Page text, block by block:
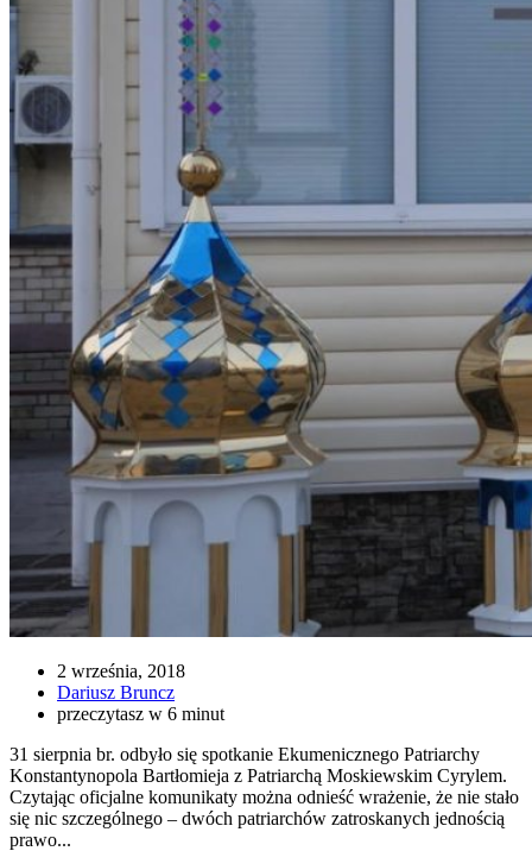
2 września, 2018
Dariusz Bruncz
przeczytasz w 6 minut
31 sierpnia br. odbyło się spotkanie Ekumenicznego Patriarchy
Konstantynopola Bartłomieja z Patriarchą Moskiewskim Cyrylem.
Czytając oficjalne komunikaty można odnieść wrażenie, że nie stało
się nic szczególnego – dwóch patriarchów zatroskanych jednością
prawo...